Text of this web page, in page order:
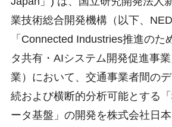
業技術総合開発機構（以下、
「Connected Industries推進のた
タ共有・AIシステム開発促進事
業）において、交通事業者間の
続および横断的分析可能とする
ータ基盤」の開発を株式会社日